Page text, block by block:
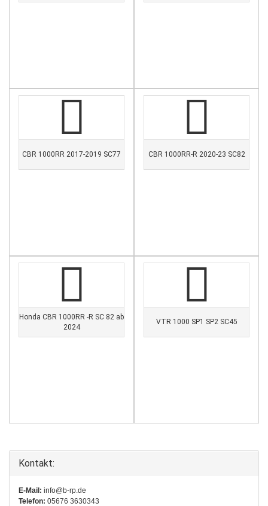
CBR 1000RR 2017-2019 SC77 CBR 1000RR-R 2020-23 SC82
Honda CBR 1000RR -R SC 82 ab
2024
VTR 1000 SP1 SP2 SC45
Kontakt:
E-Mail: info@b-rp.de
Telefon: 05676 3630343